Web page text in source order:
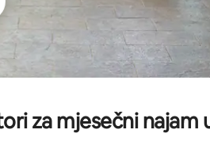
za mjesečni najam